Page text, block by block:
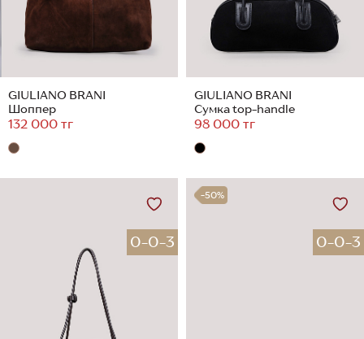
GIULIANO BRANI
Шоппер
132 000 тг
GIULIANO BRANI
Сумка top-handle
98 000 тг
0-0-3
-50%
0-0-3